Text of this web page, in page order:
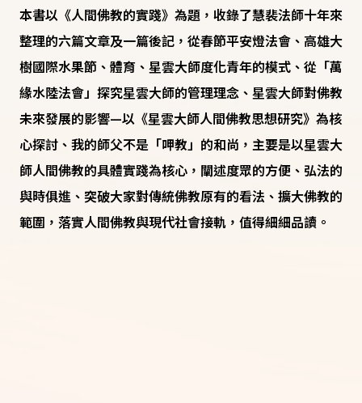
本書以《人間佛教的實踐》為題，收錄了慧裴法師十年來
整理的六篇文章及一篇後記，從春節平安燈法會、高雄大
樹國際水果節、體育、星雲大師度化青年的模式、從「萬
緣水陸法會」探究星雲大師的管理理念、星雲大師對佛教
未來發展的影響—以《星雲大師人間佛教思想研究》為核
心探討、我的師父不是「呷教」的和尚，主要是以星雲大
師人間佛教的具體實踐為核心，闡述度眾的方便、弘法的
與時俱進、突破大家對傳統佛教原有的看法、擴大佛教的
範圍，落實人間佛教與現代社會接軌，值得細細品讀。